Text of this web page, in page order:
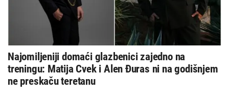
Najomiljeniji domaći glazbenici zajedno na
treningu: Matija Cvek i Alen Đuras ni na godišnjem
ne preskaču teretanu